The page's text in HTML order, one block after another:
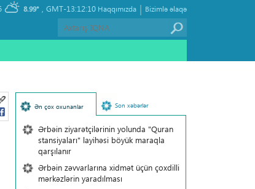
GMT-13:12:10
8.99° Bizimlə əlaqə
|
Haqqımızda
Ən çox oxunanlar Son xəbərlər
Ərbəin ziyarətçilərinin yolunda "Quran
stansiyaları" layihəsi böyük maraqla
qarşılanır
Ərbəin zəvvarlarına xidmət üçün çoxdilli
mərkəzlərin yaradılması